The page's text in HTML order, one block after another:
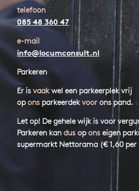
telefoon
085 48 360 47
e-mail
info@locumconsult.nl
Parkeren
Er is vaakwel een parkeerplek vrij
opons parkeerdekvoor ons pand.
Let op! De gehele wijk is voor
Parkeren kan dus opons eigen
supermarkt Nettorama (€ 1,60 per